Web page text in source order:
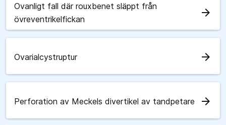
Ovanligt fall där rouxbenet släppt från
övreventrikelfickan
arrow_forward
Ovarialcystruptur arrow_forward
Perforation av Meckels divertikel av tandpetare arrow_forward